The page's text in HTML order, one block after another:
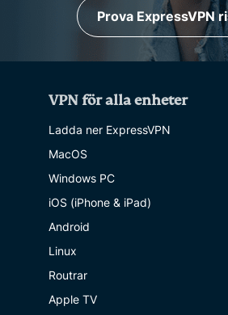
Prova ExpressVPN
VPN för alla enheter
Ladda ner ExpressVPN
MacOS
Windows PC
iOS (iPhone & iPad)
Android
Linux
Routrar
Apple TV